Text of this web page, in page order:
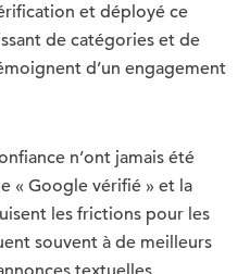
et déployé ce
de catégories et de
d’un engagement
n’ont jamais été
« Google vérifié » et la
les frictions pour les
souvent à de meilleurs